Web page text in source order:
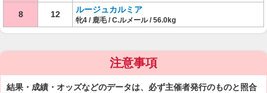
8 12 ルージュカルミア
牝4 / 鹿毛 / C.ルメール / 56.0kg
注意事項
結果・成績・オッズなどのデータは、必ず主催者発行のものと照合